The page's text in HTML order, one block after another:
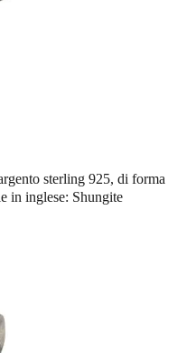
sterling 925, di forma
in inglese: Shungite